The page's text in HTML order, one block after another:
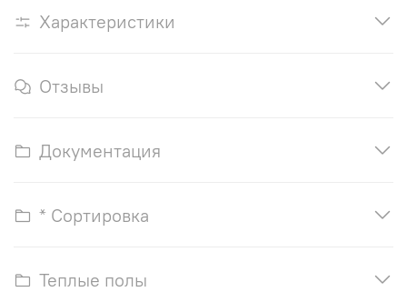
Характеристики
Отзывы
Документация
* Сортировка
Теплые полы